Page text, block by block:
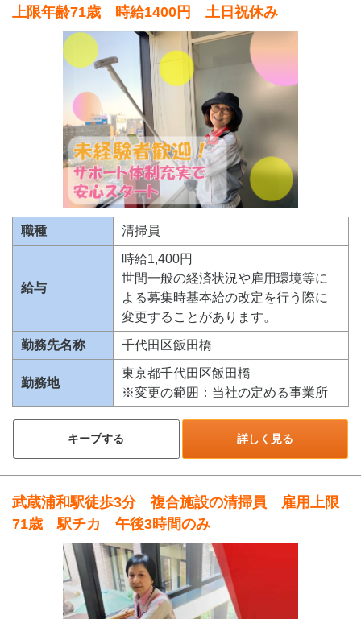
上限年齢71歳 時給1400円 土日祝休み
職種 清掃員
給与
時給1,400円
世間一般の経済状況や雇用環境等に
よる募集時基本給の改定を行う際に
変更することがあります。
勤務先名称 千代田区飯田橋
勤務地
東京都千代田区飯田橋
※変更の範囲：当社の定める事業所
キープする 詳しく見る
武蔵浦和駅徒歩3分 複合施設の清掃員 雇用上限
71歳 駅チカ 午後3時間のみ